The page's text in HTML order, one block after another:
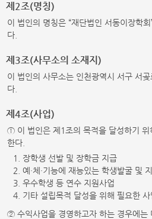
제2조(명칭)
이 법인의 명칭은 “재단법인 서동이장학
다.
제3조(사무소의 소재지)
이 법인의 사무소는 인천광역시 서구 서
다.
제4조(사업)
① 이 법인은 제1조의 목적을 달성하기 위
한다.
1. 장학생 선발 및 장학금 지급
2. 예·체·기능에 재능있는 학생발굴 및
3. 우수학생 등 연수 지원사업
4. 기타 설립목적 달성을 위해 필요한 사
② 수익사업을 경영하고자 하는 경우에는